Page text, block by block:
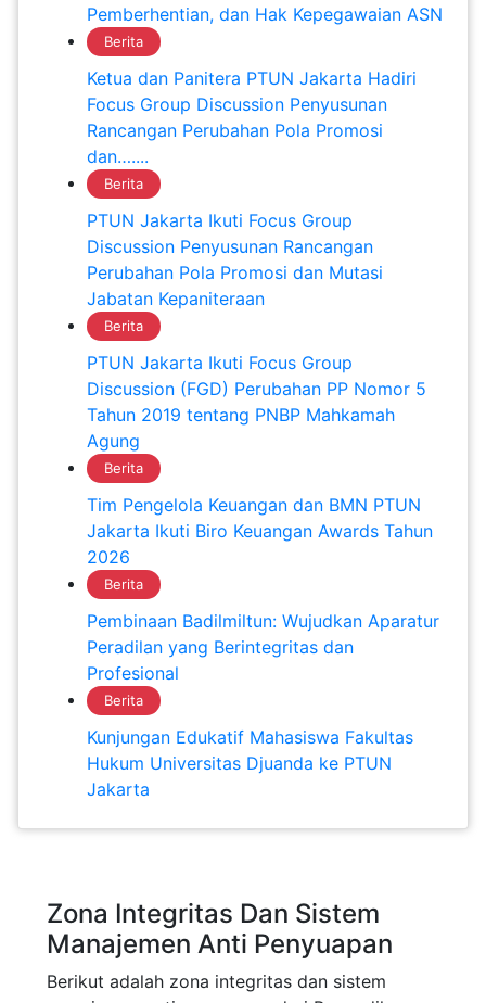
Pemberhentian, dan Hak Kepegawaian ASN
Berita
Ketua dan Panitera PTUN Jakarta Hadiri
Focus Group Discussion Penyusunan
Rancangan Perubahan Pola Promosi
dan…....
Berita
PTUN Jakarta Ikuti Focus Group
Discussion Penyusunan Rancangan
Perubahan Pola Promosi dan Mutasi
Jabatan Kepaniteraan
Berita
PTUN Jakarta Ikuti Focus Group
Discussion (FGD) Perubahan PP Nomor 5
Tahun 2019 tentang PNBP Mahkamah
Agung
Berita
Tim Pengelola Keuangan dan BMN PTUN
Jakarta Ikuti Biro Keuangan Awards Tahun
2026
Berita
Pembinaan Badilmiltun: Wujudkan Aparatur
Peradilan yang Berintegritas dan
Profesional
Berita
Kunjungan Edukatif Mahasiswa Fakultas
Hukum Universitas Djuanda ke PTUN
Jakarta
Zona Integritas Dan Sistem
Manajemen Anti Penyuapan
Berikut adalah zona integritas dan sistem